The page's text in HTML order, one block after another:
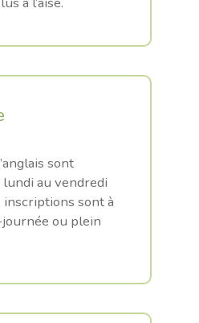
sont
au vendredi
inscriptions sont à
journée ou plein